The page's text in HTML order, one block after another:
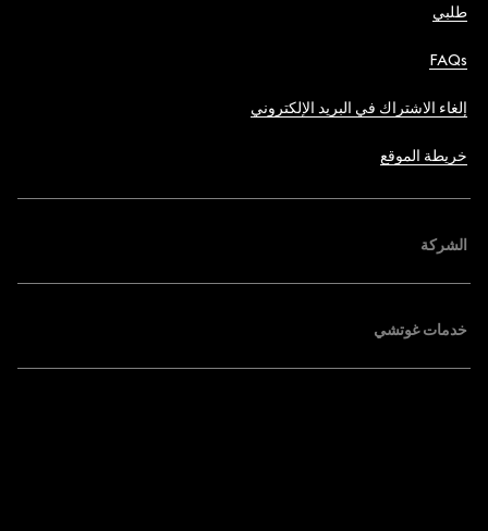
طلبي
FAQs
إلغاء الاشتراك في البريد الإلكتروني
خريطة الموقع
الشركة
خدمات غوتشي